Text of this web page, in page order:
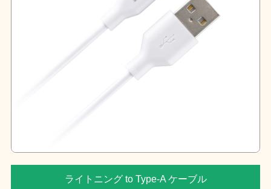
ライトニング to Type-A ケーブル